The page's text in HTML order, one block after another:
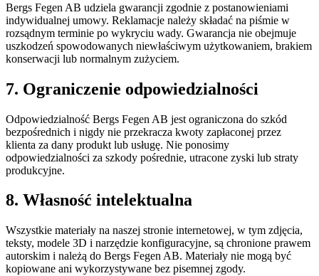
Bergs Fegen AB udziela gwarancji zgodnie z postanowieniami
indywidualnej umowy. Reklamacje należy składać na piśmie w
rozsądnym terminie po wykryciu wady. Gwarancja nie obejmuje
uszkodzeń spowodowanych niewłaściwym użytkowaniem, brakiem
konserwacji lub normalnym zużyciem.
7. Ograniczenie odpowiedzialności
Odpowiedzialność Bergs Fegen AB jest ograniczona do szkód
bezpośrednich i nigdy nie przekracza kwoty zapłaconej przez
klienta za dany produkt lub usługę. Nie ponosimy
odpowiedzialności za szkody pośrednie, utracone zyski lub straty
produkcyjne.
8. Własność intelektualna
Wszystkie materiały na naszej stronie internetowej, w tym zdjęcia,
teksty, modele 3D i narzędzie konfiguracyjne, są chronione prawem
autorskim i należą do Bergs Fegen AB. Materiały nie mogą być
kopiowane ani wykorzystywane bez pisemnej zgody.